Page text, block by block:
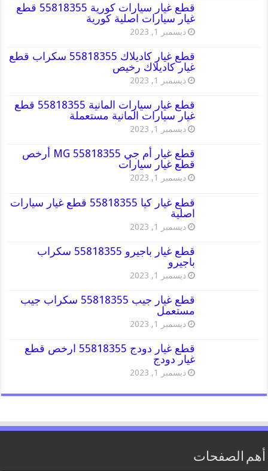
قطع غيار سيارات كورية 55818355 قطع
غيار سيارات اصلية كورية
ديسمبر 1, 2023
قطع غيار كاديلاك 55818355 سكراب قطع
غيار كاديلاك رخيص
ديسمبر 1, 2023
قطع غيار سيارات المانية 55818355 قطع
غيار سيارات المانية مستعملة
ديسمبر 1, 2023
قطع غيار أم جي MG 55818355 أرخص
قطع غيار سيارات
ديسمبر 1, 2023
قطع غيار كيا 55818355 قطع غيار سيارات
اصلية
ديسمبر 1, 2023
قطع غيار باجيرو 55818355 سكراب
باجيرو
ديسمبر 1, 2023
قطع غيار جيب 55818355 سكراب جيب
مستعمل
ديسمبر 1, 2023
قطع غيار دودج 55818355 ارخص قطع
غيار دودج
ديسمبر 1, 2023
أهم الصفحات